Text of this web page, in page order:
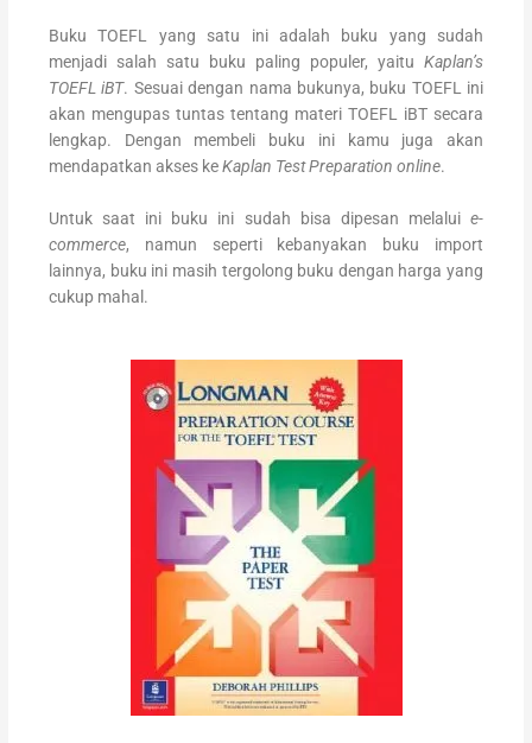
Buku TOEFL yang satu ini adalah buku yang sudah
menjadi salah satu buku paling populer, yaitu Kaplan’s
TOEFL iBT. Sesuai dengan nama bukunya, buku TOEFL ini
akan mengupas tuntas tentang materi TOEFL iBT secara
lengkap. Dengan membeli buku ini kamu juga akan
mendapatkan akses keKaplan Test Preparation online.
Untuk saat ini buku ini sudah bisa dipesan melalui e-
commerce, namun seperti kebanyakan buku import
lainnya, buku ini masih tergolong buku dengan harga yang
cukup mahal.